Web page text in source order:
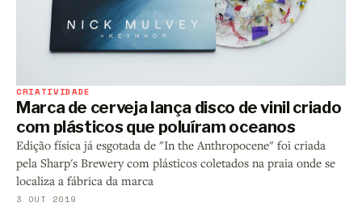
CRIATIVIDADE
Marca de cerveja lança disco de vinil criado
com plásticos que poluíram oceanos
Edição física já esgotada de "In the Anthropocene" foi criada
pela Sharp's Brewery com plásticos coletados na praia onde se
localiza a fábrica da marca
3 OUT 2019